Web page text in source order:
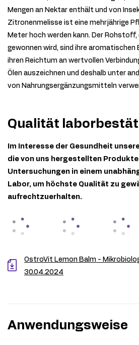
Mengen an Nektar enthält und von
Zitronenmelisse ist eine mehrjährige
Meter hoch werden kann. Der Rohstoff,
gewonnen wird, sind ihre aromatischen
ihren Reichtum an wertvollen
Ölen auszeichnen und deshalb unter
von Nahrungsergänzungsmitteln
Qualität
Im Interesse der Gesundheit
die von uns hergestellten
Untersuchungen in einem
Labor, um höchste Qualität zu
aufrechtzuerhalten.
OstroVit Lemon Balm -
30.04.2024
Anwendungsweise